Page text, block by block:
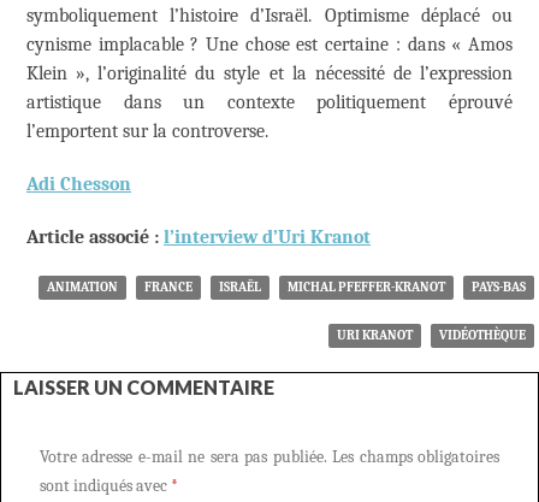
symboliquement l’histoire d’Israël. Optimisme déplacé ou
cynisme implacable ? Une chose est certaine : dans « Amos
Klein », l’originalité du style et la nécessité de l’expression
artistique dans un contexte politiquement éprouvé
l’emportent sur la controverse.
Adi Chesson
Article associé : l’interview d’Uri Kranot
ANIMATION FRANCE ISRAËL MICHAL PFEFFER-KRANOT PAYS-BAS
URI KRANOT VIDÉOTHÈQUE
LAISSER UN COMMENTAIRE
Votre adresse e-mail ne sera pas publiée. Les champs obligatoires
sont indiqués avec *